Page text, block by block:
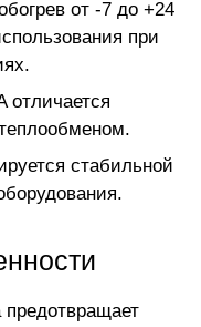
от -7 до +24
при
отличается
стабильной
предотвращает